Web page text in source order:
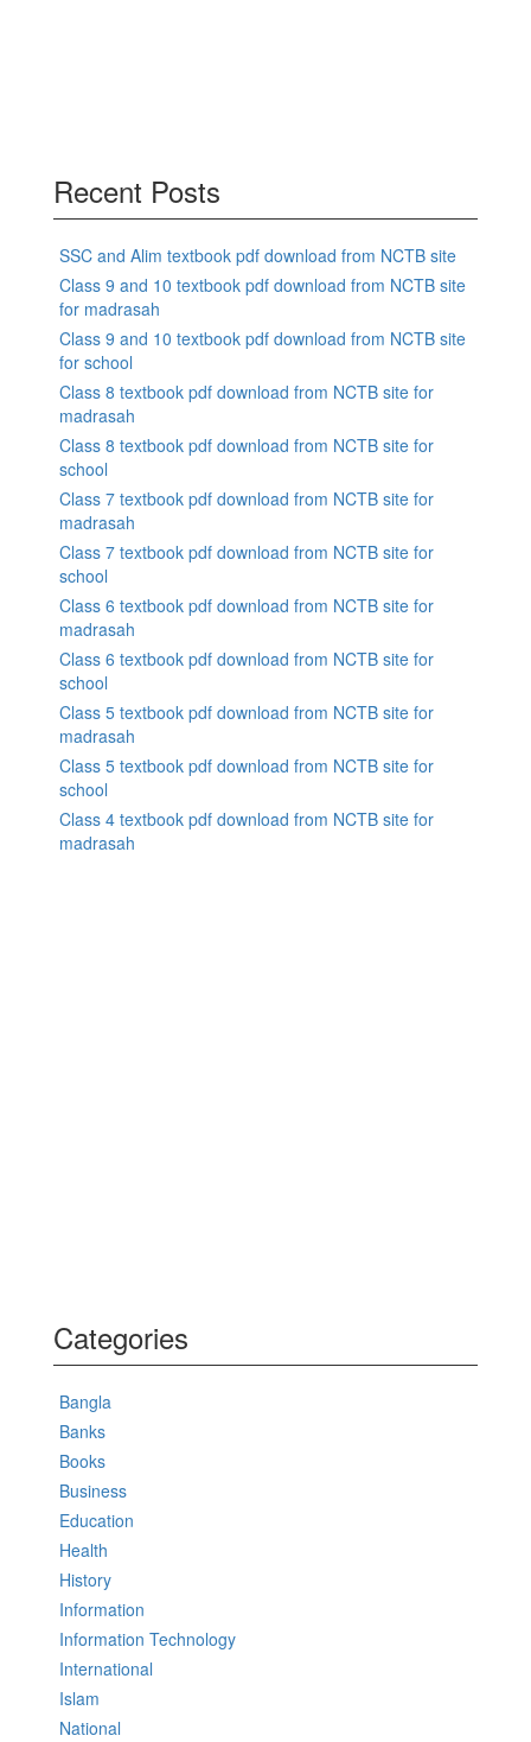
Recent Posts
SSC and Alim textbook pdf download from NCTB site
Class 9 and 10 textbook pdf download from NCTB site
for madrasah
Class 9 and 10 textbook pdf download from NCTB site
for school
Class 8 textbook pdf download from NCTB site for
madrasah
Class 8 textbook pdf download from NCTB site for
school
Class 7 textbook pdf download from NCTB site for
madrasah
Class 7 textbook pdf download from NCTB site for
school
Class 6 textbook pdf download from NCTB site for
madrasah
Class 6 textbook pdf download from NCTB site for
school
Class 5 textbook pdf download from NCTB site for
madrasah
Class 5 textbook pdf download from NCTB site for
school
Class 4 textbook pdf download from NCTB site for
madrasah
Categories
Bangla
Banks
Books
Business
Education
Health
History
Information
Information Technology
International
Islam
National